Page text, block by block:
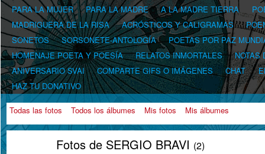
PARA LA MUJER
PARA LA MADRE A LA MADRE TIERRA
MADRIGUERA DE LA RISA
ACRÓSTICOS Y CALIGRAMAS
SONETOS
SORSONETE-ANTOLOGÍA
POETAS POR PAZ
HOMENAJE POETA Y POESÍA
RELATOS INMORTALES
NOTAS
ANIVERSARIO SVAI
COMPARTE GIFS O IMÁGENES CHAT
HAZ TU DONATIVO
Todas las fotos Todos los álbumes Mis fotos Mis álbumes
Fotos de SERGIO BRAVI (2)